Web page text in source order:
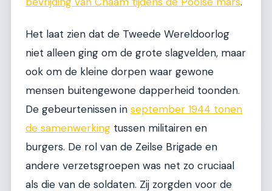
Het laat zien dat de Tweede Wereldoorlog
niet alleen ging om de grote slagvelden, maar
ook om de kleine dorpen waar gewone
mensen buitengewone dapperheid toonden.
De gebeurtenissen in september 1944 tonen
de samenwerking tussen militairen en
burgers. De rol van de Zeilse Brigade en
andere verzetsgroepen was net zo cruciaal
als die van de soldaten. Zij zorgden voor de